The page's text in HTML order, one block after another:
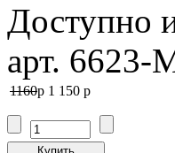
Доступно
арт. 6623-
1160p 1 150 p